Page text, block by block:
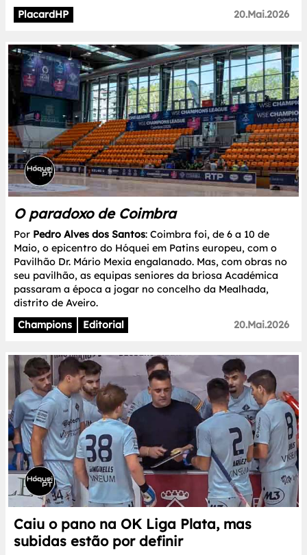
PlacardHP
20.Mai.2026
O paradoxo de Coimbra
Por Pedro Alves dos Santos: Coimbra foi, de 6 a 10 de
Maio, o epicentro do Hóquei em Patins europeu, com o
Pavilhão Dr. Mário Mexia engalanado. Mas, com obras no
seu pavilhão, as equipas seniores da briosa Académica
passaram a época a jogar no concelho da Mealhada,
distrito de Aveiro.
Champions
Editorial 20.Mai.2026
Caiu o pano na OK Liga Plata, mas
subidas estão por definir